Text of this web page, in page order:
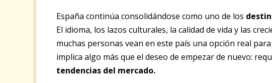
España continúa consolidándose como uno de los
El idioma, los lazos culturales, la calidad de vida y las
muchas personas vean en este país una opción real
implica algo más que el deseo de empezar de nuevo:
tendencias del mercado.